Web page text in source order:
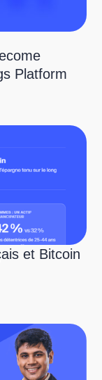
Platform
et Bitcoin